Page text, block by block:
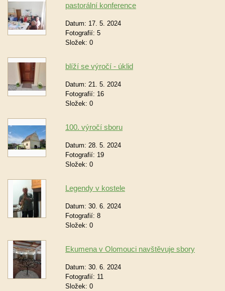
pastorální konference
Datum: 17. 5. 2024
Fotografií: 5
Složek: 0
blíží se výročí - úklid
Datum: 21. 5. 2024
Fotografií: 16
Složek: 0
100. výročí sboru
Datum: 28. 5. 2024
Fotografií: 19
Složek: 0
Legendy v kostele
Datum: 30. 6. 2024
Fotografií: 8
Složek: 0
Ekumena v Olomouci navštěvuje sbory
Datum: 30. 6. 2024
Fotografií: 11
Složek: 0